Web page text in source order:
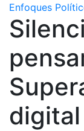
Enfoques
digital